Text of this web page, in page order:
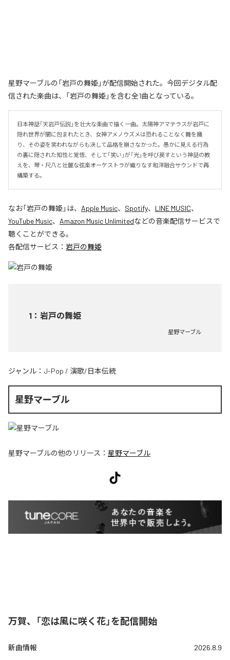
星野マーブルの「岩戸の舞姫」が配信開始された。今回デジタル配
信された楽曲は、「岩戸の舞姫」を含む全1曲となっている。
日本神話「天岩戸伝説」を壮大な楽曲で描く一曲。太陽神アマテラスが岩戸に
隠れ世界が闇に包まれたとき、女神アメノウズメは恐れることなく舞を踊
り、その姿を笑われながらも決して品格を崩さなかった。愚かに見える行為
の裏に隠された知性と覚悟、そして「笑い」が「光」を呼び戻すという神話の教
えを、琴・尺八と壮麗な弦楽オーケストラが織りなす和洋融合サウンドで再
構築する。
なお「岩戸の舞姫 」は、 Apple Music、 Spotify、 LINE MUSIC、
YouTube Music、 Amazon Music Unlimitedなどの音楽配信サービスで
聴くことができる。
各配信サービス： 岩戸の舞姫
1 ： 岩戸の舞姫
星野マーブル
ジャンル： J-Pop / 演歌/日本伝統
星野マーブル
星野マーブルの他のリリース： 星野マーブル
万賀、「恋は風に咲く花」を配信開始
新曲情報 2026.8.9